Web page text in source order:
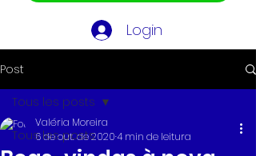
Login
Post
Tous les posts
Tous les posts
Valéria Moreira
6 de out. de 20204 min de leitura